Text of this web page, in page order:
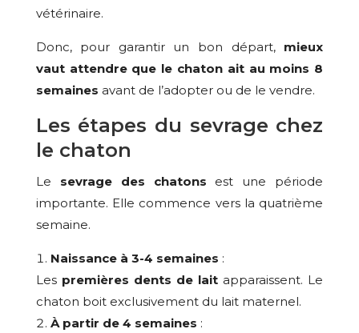
vétérinaire.
Donc, pour garantir un bon départ, mieux
vaut attendre que le chaton ait au moins 8
semaines avant de l’adopter ou de le vendre.
Les étapes du sevrage chez
le chaton
Le sevrage des chatons est une période
importante. Elle commence vers la quatrième
semaine.
Naissance à 3-4 semaines :
Les premières dents de lait apparaissent. Le
chaton boit exclusivement du lait maternel.
À partir de 4 semaines :